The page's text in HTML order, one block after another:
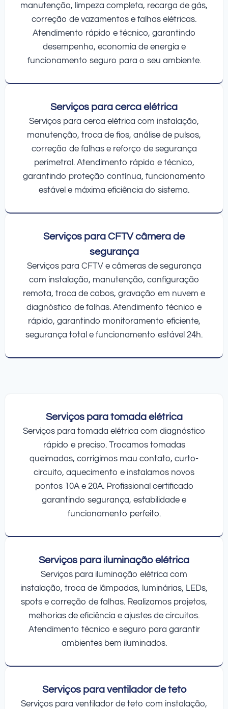
manutenção, limpeza completa, recarga de gás,
correção de vazamentos e falhas elétricas.
Atendimento rápido e técnico, garantindo
desempenho, economia de energia e
funcionamento seguro para o seu ambiente.
Serviços para cerca elétrica
Serviços para cerca elétrica com instalação,
manutenção, troca de fios, análise de pulsos,
correção de falhas e reforço de segurança
perimetral. Atendimento rápido e técnico,
garantindo proteção contínua, funcionamento
estável e máxima eficiência do sistema.
Serviços para CFTV câmera de
segurança
Serviços para CFTV e câmeras de segurança
com instalação, manutenção, configuração
remota, troca de cabos, gravação em nuvem e
diagnóstico de falhas. Atendimento técnico e
rápido, garantindo monitoramento eficiente,
segurança total e funcionamento estável 24h.
Serviços para tomada elétrica
Serviços para tomada elétrica com diagnóstico
rápido e preciso. Trocamos tomadas
queimadas, corrigimos mau contato, curto-
circuito, aquecimento e instalamos novos
pontos 10A e 20A. Profissional certificado
garantindo segurança, estabilidade e
funcionamento perfeito.
Serviços para iluminação elétrica
Serviços para iluminação elétrica com
instalação, troca de lâmpadas, luminárias, LEDs,
spots e correção de falhas. Realizamos projetos,
melhorias de eficiência e ajustes de circuitos.
Atendimento técnico e seguro para garantir
ambientes bem iluminados.
Serviços para ventilador de teto
Serviços para ventilador de teto com instalação,